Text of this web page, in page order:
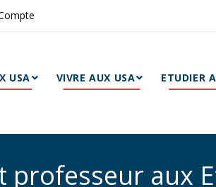
USA VIVRE AUX USA ETUDIER
professeur aux